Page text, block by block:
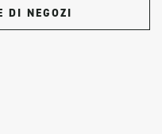
DI NEGOZI